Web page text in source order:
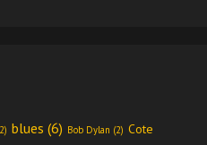
blues (6) Bob Dylan (2) Cote